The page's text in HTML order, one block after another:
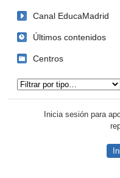
Canal EducaMadrid
Últimos contenidos
Centros
Inicia sesión para